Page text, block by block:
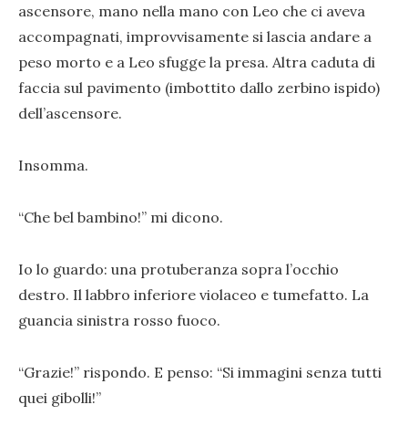
ascensore, mano nella mano con Leo che ci aveva
accompagnati, improvvisamente si lascia andare a
peso morto e a Leo sfugge la presa. Altra caduta di
faccia sul pavimento (imbottito dallo zerbino ispido)
dell’ascensore.
Insomma.
“Che bel bambino!” mi dicono.
Io lo guardo: una protuberanza sopra l’occhio
destro. Il labbro inferiore violaceo e tumefatto. La
guancia sinistra rosso fuoco.
“Grazie!” rispondo. E penso: “Si immagini senza tutti
quei gibolli!”